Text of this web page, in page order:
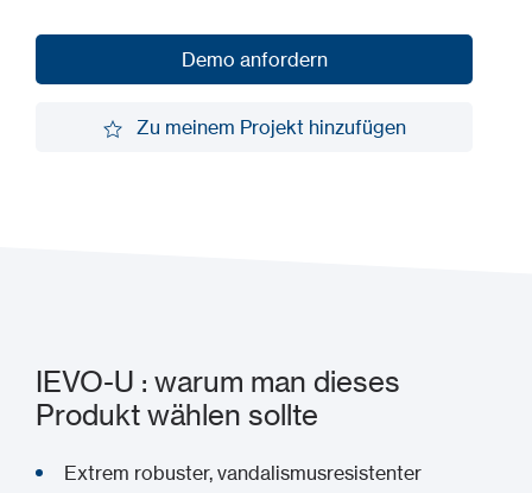
Demo anfordern
Zu meinem Projekt hinzufügen
IEVO-U : warum man dieses
Produkt wählen sollte
Extrem robuster, vandalismusresistenter